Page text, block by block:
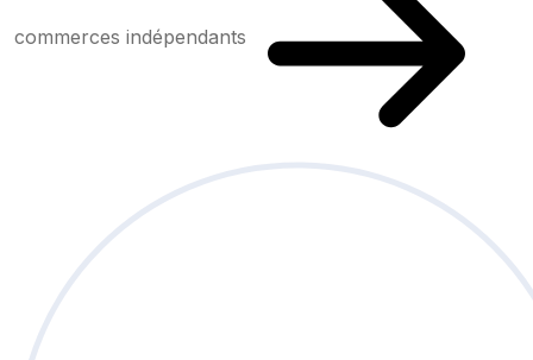
commerces indépendants